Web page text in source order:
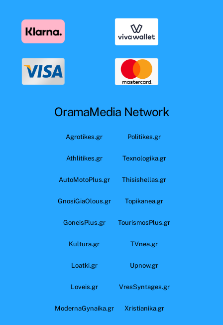
OramaMedia Network
Agrotikes.gr Politikes.gr
Athlitikes.gr Texnologika.gr
AutoMotoPlus.gr Thisishellas.gr
GnosiGiaOlous.gr Topikanea.gr
GoneisPlus.gr TourismosPlus.gr
Kultura.gr TVnea.gr
Loatki.gr Upnow.gr
Loveis.gr VresSyntages.gr
ModernaGynaika.gr Xristianika.gr